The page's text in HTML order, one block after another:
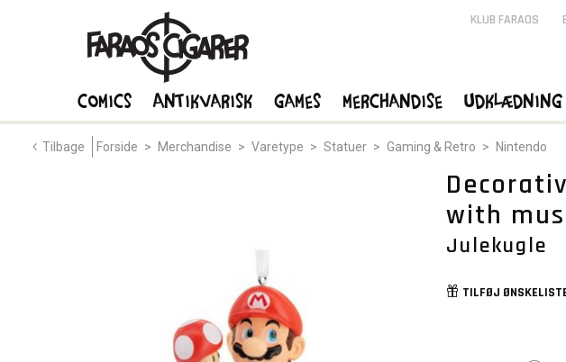
Tilbage Forside > Merchandise > Varetype > Statuer > Gaming & Retro > Nintendo
with
Julekugle
TILFØJ
KLUB FARAOS
Comics Antikvarisk Games Merchandise Udklædning